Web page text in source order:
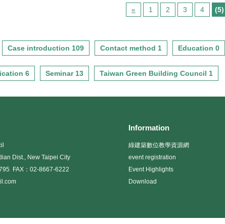
垃圾改善指標
都市建築焦點。 基地三面臨路
略呈三角形，衣業主需求規劃
為大坪數高級住宅單元，另基
地周遭因公共停車數量不足，
停車使用。綠建築設計指標評
斜對面，視野展望良好。基地
面積476平方公尺，土地使用分
並放棄一樓提供為商業性店面
的機會，規劃設計為明亮溫馨
的門廳，其建蔽率為65%，規
劃為25戶雙拼純住宅。綠建築
標 2.水資源指標 3.污水垃圾改
« 1 2 3 4 (5)
Case introduction 109 Contact method 1 Education 0
6 Seminar 13 Taiwan Green Building Council 1
Dist., New Taipei City
FAX：02-8667-6222
Information
綠建築數位教學資源網
event registration
Event Highlights
Download